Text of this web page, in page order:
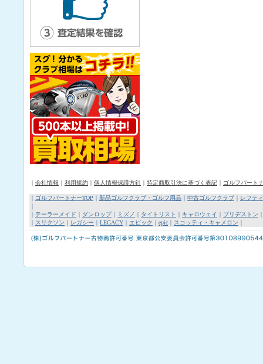
｜ 会社情報 ｜ 利用規約 ｜ 個人情報保護方針 ｜ 特定商取引法に基づく表記 ｜ ゴルフパート
｜ ゴルフパートナーTOP ｜ 新品ゴルフクラブ・ゴルフ用品 ｜ 中古ゴルフクラブ ｜ レフテ
｜
｜ テーラーメイド ｜ ダンロップ｜ ミズノ ｜ タイトリスト ｜ キャロウェイ ｜ ブリヂストン
｜ スリクソン ｜ レガシー ｜ LEGACY ｜ エピック ｜ epic ｜ スコッティ・キャメロン ｜